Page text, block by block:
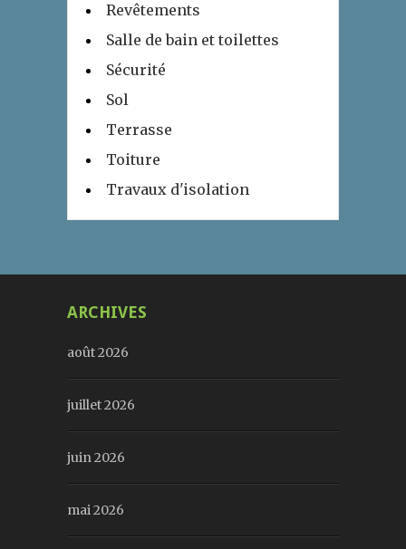
Revêtements
Salle de bain et toilettes
Sécurité
Sol
Terrasse
Toiture
Travaux d'isolation
ARCHIVES
août 2026
juillet 2026
juin 2026
mai 2026